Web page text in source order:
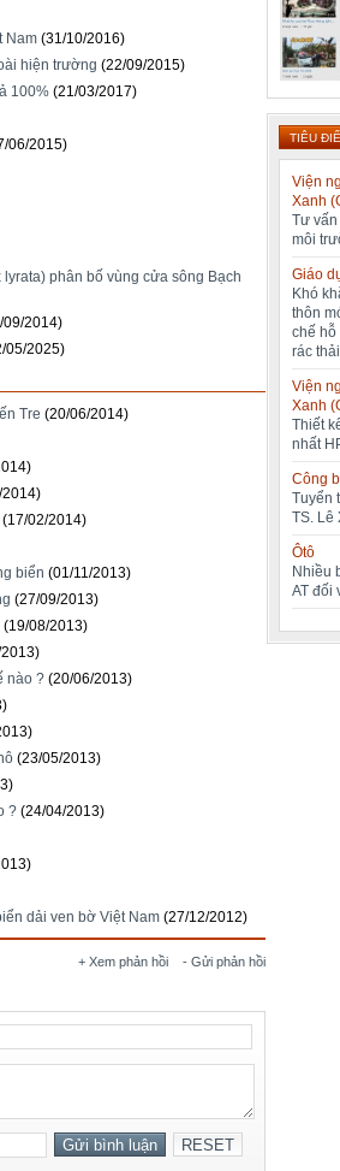
Nam (31/10/2016)
hiện trường (22/09/2015)
100% (21/03/2017)
06/2015)
phân bố vùng cửa sông Bạch
09/2014)
05/2025)
Tre (20/06/2014)
(17/02/2014)
biển (01/11/2013)
(27/09/2013)
(19/08/2013)
nào ? (20/06/2013)
(23/05/2013)
? (24/04/2013)
dải ven bờ Việt Nam (27/12/2012)
+ Xem phản hồi - Gửi phản hồi
TIÊU
Viện
Xanh
Tư
môi
Giáo
Khó
thôn
chế hỗ
rác
Viện
Xanh
Thiết
nhất
Công
Tuyển
TS. Lê
Ôtô
Nhiều
AT đối